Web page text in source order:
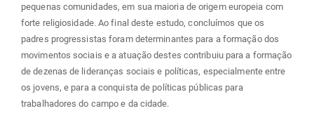
pequenas comunidades, em sua maioria de origem europeia com
forte religiosidade. Ao final deste estudo, concluímos que os
padres progressistas foram determinantes para a formação dos
movimentos sociais e a atuação destes contribuiu para a formação
de dezenas de lideranças sociais e políticas, especialmente entre
os jovens, e para a conquista de políticas públicas para
trabalhadores do campo e da cidade.